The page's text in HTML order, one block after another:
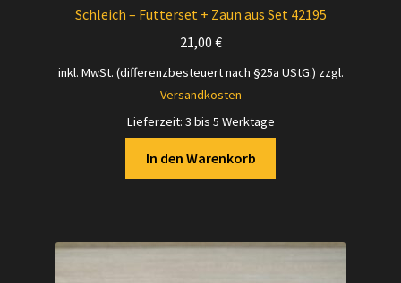
Schleich – Futterset + Zaun aus Set 42195
21,00 €
inkl. MwSt. (differenzbesteuert nach §25a UStG.) zzgl.
Versandkosten
Lieferzeit: 3 bis 5 Werktage
In den Warenkorb